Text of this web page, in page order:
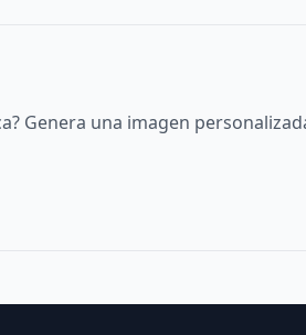
Genera una imagen